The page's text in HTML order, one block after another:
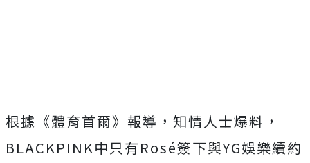
根據《體育首爾》報導，知情人士爆料，
BLACKPINK中只有Rosé簽下與YG娛樂續約